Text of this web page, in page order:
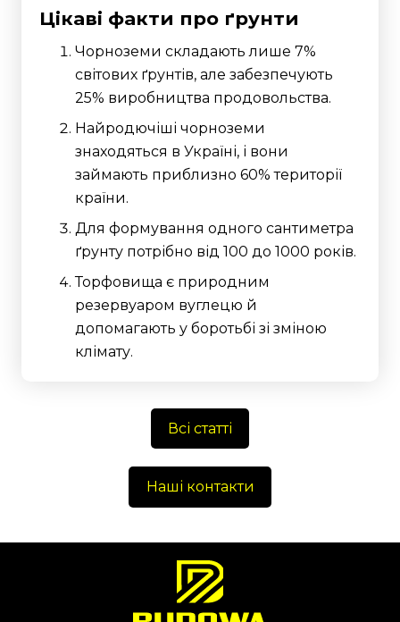
Цікаві факти про ґрунти
Чорноземи складають лише 7%
світових ґрунтів, але забезпечують
25% виробництва продовольства.
Найродючіші чорноземи
знаходяться в Україні, і вони
займають приблизно 60% території
країни.
Для формування одного сантиметра
ґрунту потрібно від 100 до 1000 років.
Торфовища є природним
резервуаром вуглецю й
допомагають у боротьбі зі зміною
клімату.
Всі статті
Наші контакти